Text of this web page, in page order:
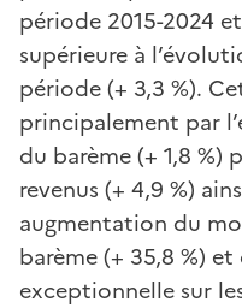
période 2015-2024
supérieure à
période (+ 3,3 %).
principalement par
du barème (+ 1,8 %)
revenus (+ 4,9 %)
augmentation du
barème (+ 35,8 %)
exceptionnelle sur